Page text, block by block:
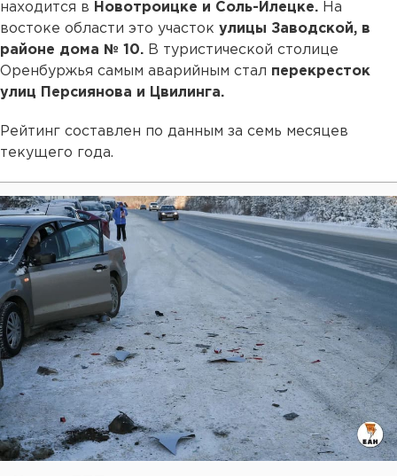
находится в Новотроицке и Соль-Илецке. На
востоке области это участок улицы Заводской, в
районе дома № 10. В туристической столице
Оренбуржья самым аварийным стал перекресток
улиц Персиянова и Цвилинга.
Рейтинг составлен по данным за семь месяцев
текущего года.